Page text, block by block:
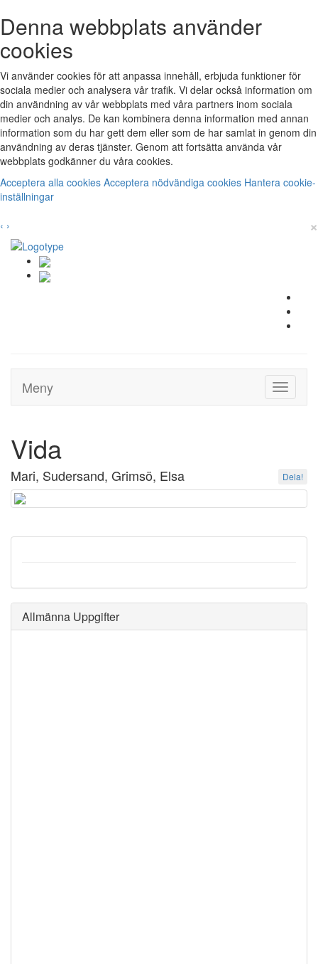
Denna webbplats använder
cookies
Vi använder cookies för att anpassa innehåll, erbjuda funktioner för
sociala medier och analysera vår trafik. Vi delar också information om
din användning av vår webbplats med våra partners inom sociala
medier och analys. De kan kombinera denna information med annan
information som du har gett dem eller som de har samlat in genom din
användning av deras tjänster. Genom att fortsätta använda vår
webbplats godkänner du våra cookies.
Acceptera alla cookies Acceptera nödvändiga cookies Hantera cookie-
inställningar
‹ › ×
Toggle
Meny
Vida
Mari, Sudersand, Grimsö, Elsa Dela!
Allmänna Uppgifter